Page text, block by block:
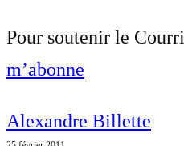
Pour soutenir le
m’abonne
Alexandre Billette